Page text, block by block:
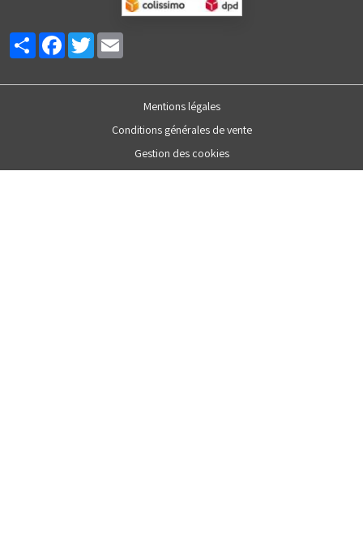
PartagerFacebookTwitter
Mentions légales
Conditions générales de vente
Gestion des cookies